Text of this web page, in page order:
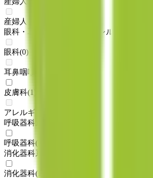
産婦人科
眼科・耳鼻科・皮膚科・アレルギー科系
眼科(0)
耳鼻咽喉科
皮膚科(1
アレルギー科
呼吸器科系
呼吸器科(
消化器科系
消化器科(